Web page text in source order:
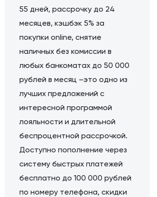
55 дней, рассрочку до 24
месяцев, кэшбэк 5% за
покупки online, снятие
наличных без комиссии в
любых банкоматах до 50 000
рублей в месяц –это одно из
лучших предложений с
интересной программой
лояльности и длительной
беспроцентной рассрочкой.
Доступно пополнение через
систему быстрых платежей
бесплатно до 100 000 рублей
по номеру телефона, скидки